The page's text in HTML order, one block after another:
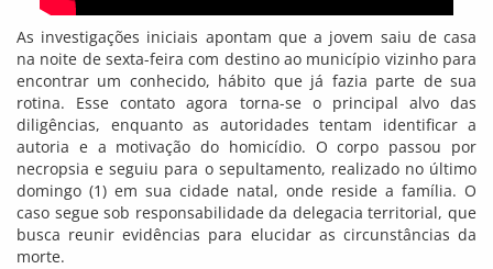
As investigações iniciais apontam que a jovem saiu de casa
na noite de sexta-feira com destino ao município vizinho para
encontrar um conhecido, hábito que já fazia parte de sua
rotina. Esse contato agora torna-se o principal alvo das
diligências, enquanto as autoridades tentam identificar a
autoria e a motivação do homicídio. O corpo passou por
necropsia e seguiu para o sepultamento, realizado no último
domingo (1) em sua cidade natal, onde reside a família. O
caso segue sob responsabilidade da delegacia territorial, que
busca reunir evidências para elucidar as circunstâncias da
morte.